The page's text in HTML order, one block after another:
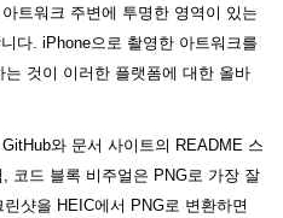
트워크 주변에 투명한 영역이 있는
다. iPhone으로 촬영한 아트워크를
는 것이 이러한 플랫폼에 대한 올바
GitHub와 문서 사이트의 README 스
코드 블록 비주얼은 PNG로 가장 잘
샷을 HEIC에서 PNG로 변환하면